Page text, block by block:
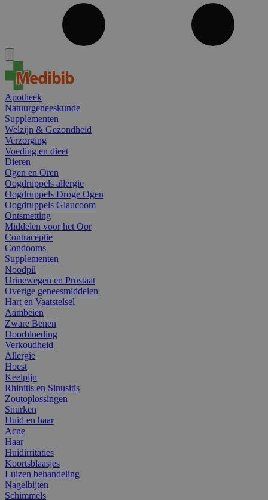
Apotheek
Natuurgeneeskunde
Supplementen
Welzijn & Gezondheid
Verzorging
Voeding en dieet
Dieren
Ogen en Oren
Oogdruppels allergie
Oogdruppels Droge Ogen
Oogdruppels Glaucoom
Ontsmetting
Middelen voor het Oor
Contraceptie
Condooms
Supplementen
Noodpil
Urinewegen en Prostaat
Overige geneesmiddelen
Hart en Vaatstelsel
Aambeien
Zware Benen
Doorbloeding
Verkoudheid
Allergie
Hoest
Keelpijn
Rhinitis en Sinusitis
Zoutoplossingen
Snurken
Huid en haar
Acne
Haar
Huidirritaties
Koortsblaasjes
Luizen behandeling
Nagelbijten
Schimmels